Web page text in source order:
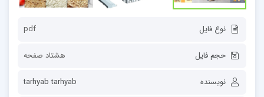
نوع فایل pdf
حجم فایل هشتاد صفحه
نویسنده tarhyab tarhyab